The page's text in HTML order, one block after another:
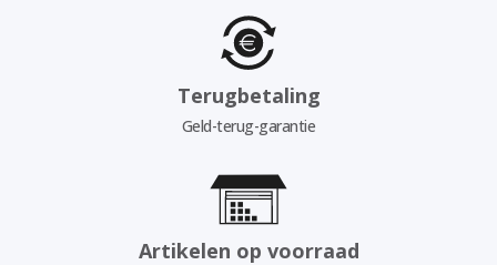
Terugbetaling
Geld-terug-garantie
Artikelen op voorraad